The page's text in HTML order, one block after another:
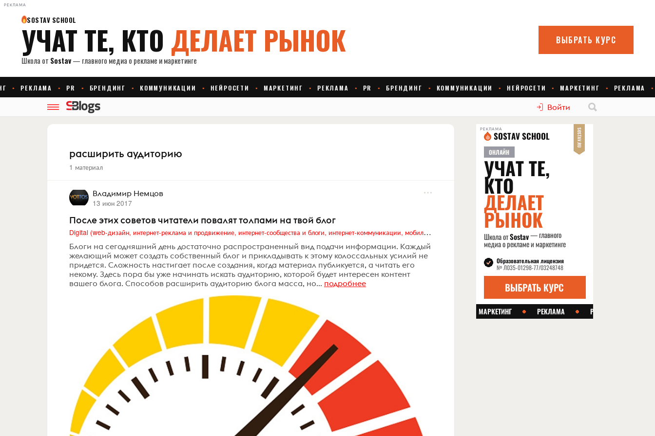
РЕКЛАМА
Войти
расширить аудиторию
1 материал
Владимир Немцов
13 июн 2017
После этих советов читатели повалят толпами на твой блог
Digital (web-дизайн, интернет-реклама и продвижение, интернет-сообщества и блоги, интернет-коммуникации, мобильный маркетинг, реклама на цифровых экранах)
Блоги на сегодняшний день достаточно распространенный вид подачи информации. Каждый
желающий может создать собственный блог и прикладывать к этому колоссальных усилий не
придется. Сложность настигает после создания, когда материал публикуется, а читать его
некому. Здесь пора бы уже начинать искать аудиторию, которой будет интересен контент
вашего блога. Способов расширить аудиторию блога масса, но... подробнее
РЕКЛАМА